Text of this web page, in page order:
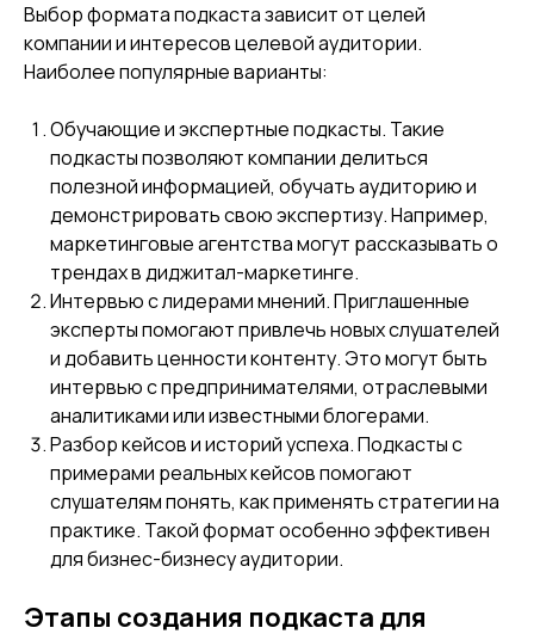
Выбор формата подкаста зависит от целей
компании и интересов целевой аудитории.
Наиболее популярные варианты:
Обучающие и экспертные подкасты. Такие
подкасты позволяют компании делиться
полезной информацией, обучать аудиторию и
демонстрировать свою экспертизу. Например,
маркетинговые агентства могут рассказывать о
трендах в диджитал-маркетинге.
Интервью с лидерами мнений. Приглашенные
эксперты помогают привлечь новых слушателей
и добавить ценности контенту. Это могут быть
интервью с предпринимателями, отраслевыми
аналитиками или известными блогерами.
Разбор кейсов и историй успеха. Подкасты с
примерами реальных кейсов помогают
слушателям понять, как применять стратегии на
практике. Такой формат особенно эффективен
для бизнес-бизнесу аудитории.
Этапы создания подкаста для